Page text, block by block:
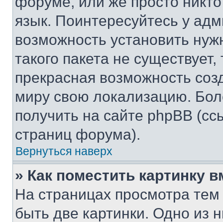
язык. Поинтересуйтесь у
возможность установить
такого пакета не
прекрасная возможность
миру свою локализацию.
получить на сайте phpBB
страниц форума).
Вернуться наверх
» Как поместить картинку
На страницах просмотра
быть две картинки. Одно из